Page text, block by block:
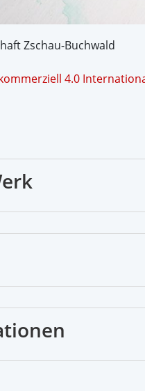
Zschau-Buchwald
4.0